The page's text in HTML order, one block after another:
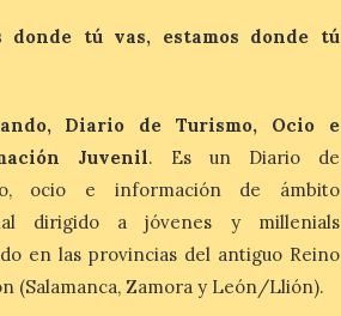
fuentes de La Granja ante
la escasez de agua
6 Ago 2026
Esta medida afecta a los
espectáculos nocturnos
de la Fuente Baños de
Diana previstos para los
días 8, 15 y 22 de agosto,
donde tú vas, estamos donde tú
Diario de Turismo, Ocio e
Juvenil. Es un Diario de
ocio e información de ámbito
dirigido a jóvenes y millenials
en las provincias del antiguo Reino
(Salamanca, Zamora y León/Llión).